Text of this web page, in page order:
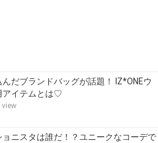
だブランドバッグが話題！ IZ*ONEウ
アイテムとは♡
view
ニスタは誰だ！？ユニークなコーデで